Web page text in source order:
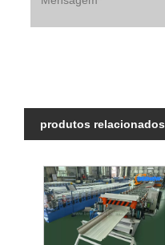
produtos relacionados